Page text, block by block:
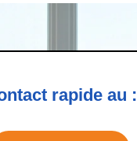
rapide au :